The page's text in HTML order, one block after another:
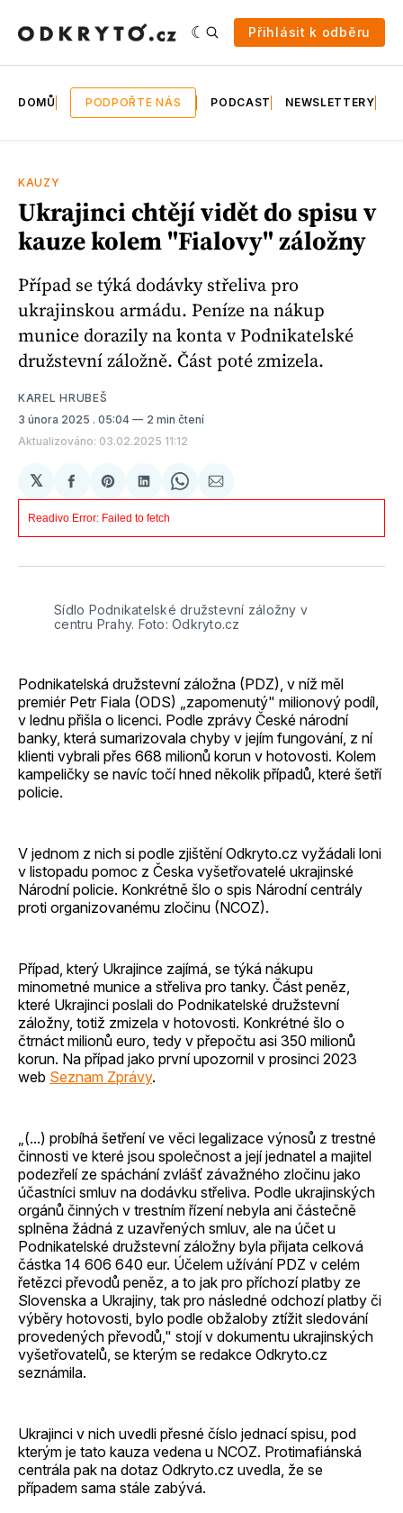
Přihlásit k odběru
DOMŮ PODPOŘTE NÁS PODCAST NEWSLETTERY
KAUZY
Ukrajinci chtějí vidět do spisu v
kauze kolem "Fialovy" záložny
Případ se týká dodávky střeliva pro
ukrajinskou armádu. Peníze na nákup
munice dorazily na konta v Podnikatelské
družstevní záložně. Část poté zmizela.
KAREL HRUBEŠ
3 února 2025 . 05:04
2 min čtení
Aktualizováno: 03.02.2025 11:12
𝕏
Sdílet
na
Facebooku
Share
on
Pinterest
Sdílet
na
LinkedIn
Share
on
Sdílet
e-
Sídlo Podnikatelské družstevní záložny v
centru Prahy. Foto: Odkryto.cz
Podnikatelská družstevní záložna (PDZ), v níž měl
premiér Petr Fiala (ODS) „zapomenutý" milionový podíl,
v lednu přišla o licenci. Podle zprávy České národní
banky, která sumarizovala chyby v jejím fungování, z ní
klienti vybrali přes 668 milionů korun v hotovosti. Kolem
kampeličky se navíc točí hned několik případů, které šetří
policie.
V jednom z nich si podle zjištění Odkryto.cz vyžádali loni
v listopadu pomoc z Česka vyšetřovatelé ukrajinské
Národní policie. Konkrétně šlo o spis Národní centrály
proti organizovanému zločinu (NCOZ).
Případ, který Ukrajince zajímá, se týká nákupu
minometné munice a střeliva pro tanky. Část peněz,
které Ukrajinci poslali do Podnikatelské družstevní
záložny, totiž zmizela v hotovosti. Konkrétné šlo o
čtrnáct milionů euro, tedy v přepočtu asi 350 milionů
korun. Na případ jako první upozornil v prosinci 2023
web Seznam Zprávy.
„(...) probíhá šetření ve věci legalizace výnosů z trestné
činnosti ve které jsou společnost a její jednatel a majitel
podezřelí ze spáchání zvlášť závažného zločinu jako
účastníci smluv na dodávku střeliva. Podle ukrajinských
orgánů činných v trestním řízení nebyla ani částečně
splněna žádná z uzavřených smluv, ale na účet u
Podnikatelské družstevní záložny byla přijata celková
částka 14 606 640 eur. Účelem užívání PDZ v celém
řetězci převodů peněz, a to jak pro příchozí platby ze
Slovenska a Ukrajiny, tak pro následné odchozí platby či
výběry hotovosti, bylo podle obžaloby ztížit sledování
provedených převodů," stojí v dokumentu ukrajinských
vyšetřovatelů, se kterým se redakce Odkryto.cz
seznámila.
Ukrajinci v nich uvedli přesné číslo jednací spisu, pod
kterým je tato kauza vedena u NCOZ. Protimafiánská
centrála pak na dotaz Odkryto.cz uvedla, že se
případem sama stále zabývá.